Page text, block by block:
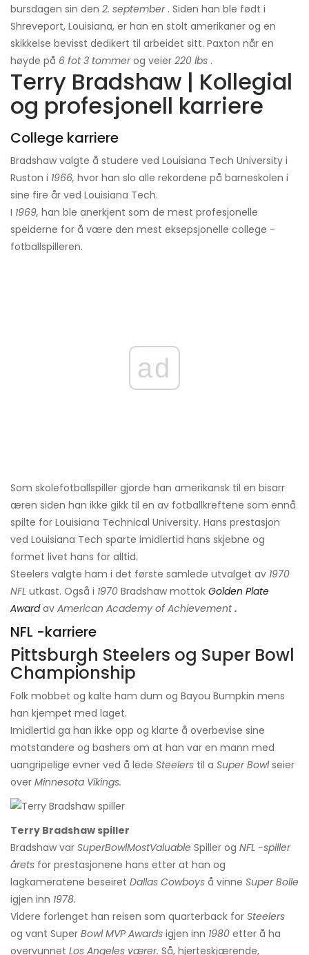
bursdagen sin den 2. september. Siden han ble født i
Shreveport, Louisiana, er han en stolt amerikaner og en
skikkelse bevisst dedikert til arbeidet sitt. Paxton når en
høyde på 6 fot 3 tommerog veier 220 lbs .
Terry Bradshaw | Kollegial
og profesjonell karriere
College karriere
Bradshaw valgte å studere ved Louisiana Tech University i
Ruston i 1966, hvor han slo alle rekordene på barneskolen i
sine fire år ved Louisiana Tech.
I 1969, han ble anerkjent som de mest profesjonelle
speiderne for å være den mest eksepsjonelle college -
fotballspilleren.
ad
Som skolefotballspiller gjorde han amerikansk til en bisarr
æren siden han ikke gikk til en av fotballkreftene som ennå
spilte for Louisiana Technical University. Hans prestasjon
ved Louisiana Tech sparte imidlertid hans skjebne og
formet livet hans for alltid.
Steelers valgte ham i det første samlede utvalget av 1970
NFL utkast. Også i 1970 Bradshaw mottok Golden Plate
Award av American Academy of Achievement .
NFL -karriere
Pittsburgh Steelers og Super Bowl
Championship
Folk mobbet og kalte ham dum og Bayou Bumpkin mens
han kjempet med laget.
Imidlertid ga han ikke opp og klarte å overbevise sine
motstandere og bashers om at han var en mann med
uangripelige evner ved å lede Steelers til a Super Bowlseier
over Minnesota Vikings.
Terry Bradshaw spiller
Bradshaw var SuperBowlMostValuable Spiller og NFL -spiller
årets for prestasjonene hans etter at han og
lagkameratene beseiret Dallas Cowboys å vinne Super Bolle
igjen inn 1978.
Videre forlenget han reisen som quarterback for Steelers
og vant Super Bowl MVP Awards igjen inn 1980 etter å ha
overvunnet Los Angeles værer. Så, hjerteskjærende,